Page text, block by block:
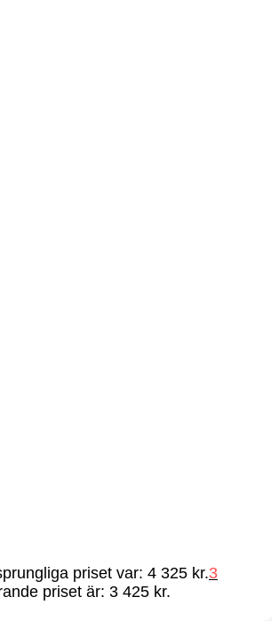
priset var: 4 325 kr.3
priset är: 3 425 kr.